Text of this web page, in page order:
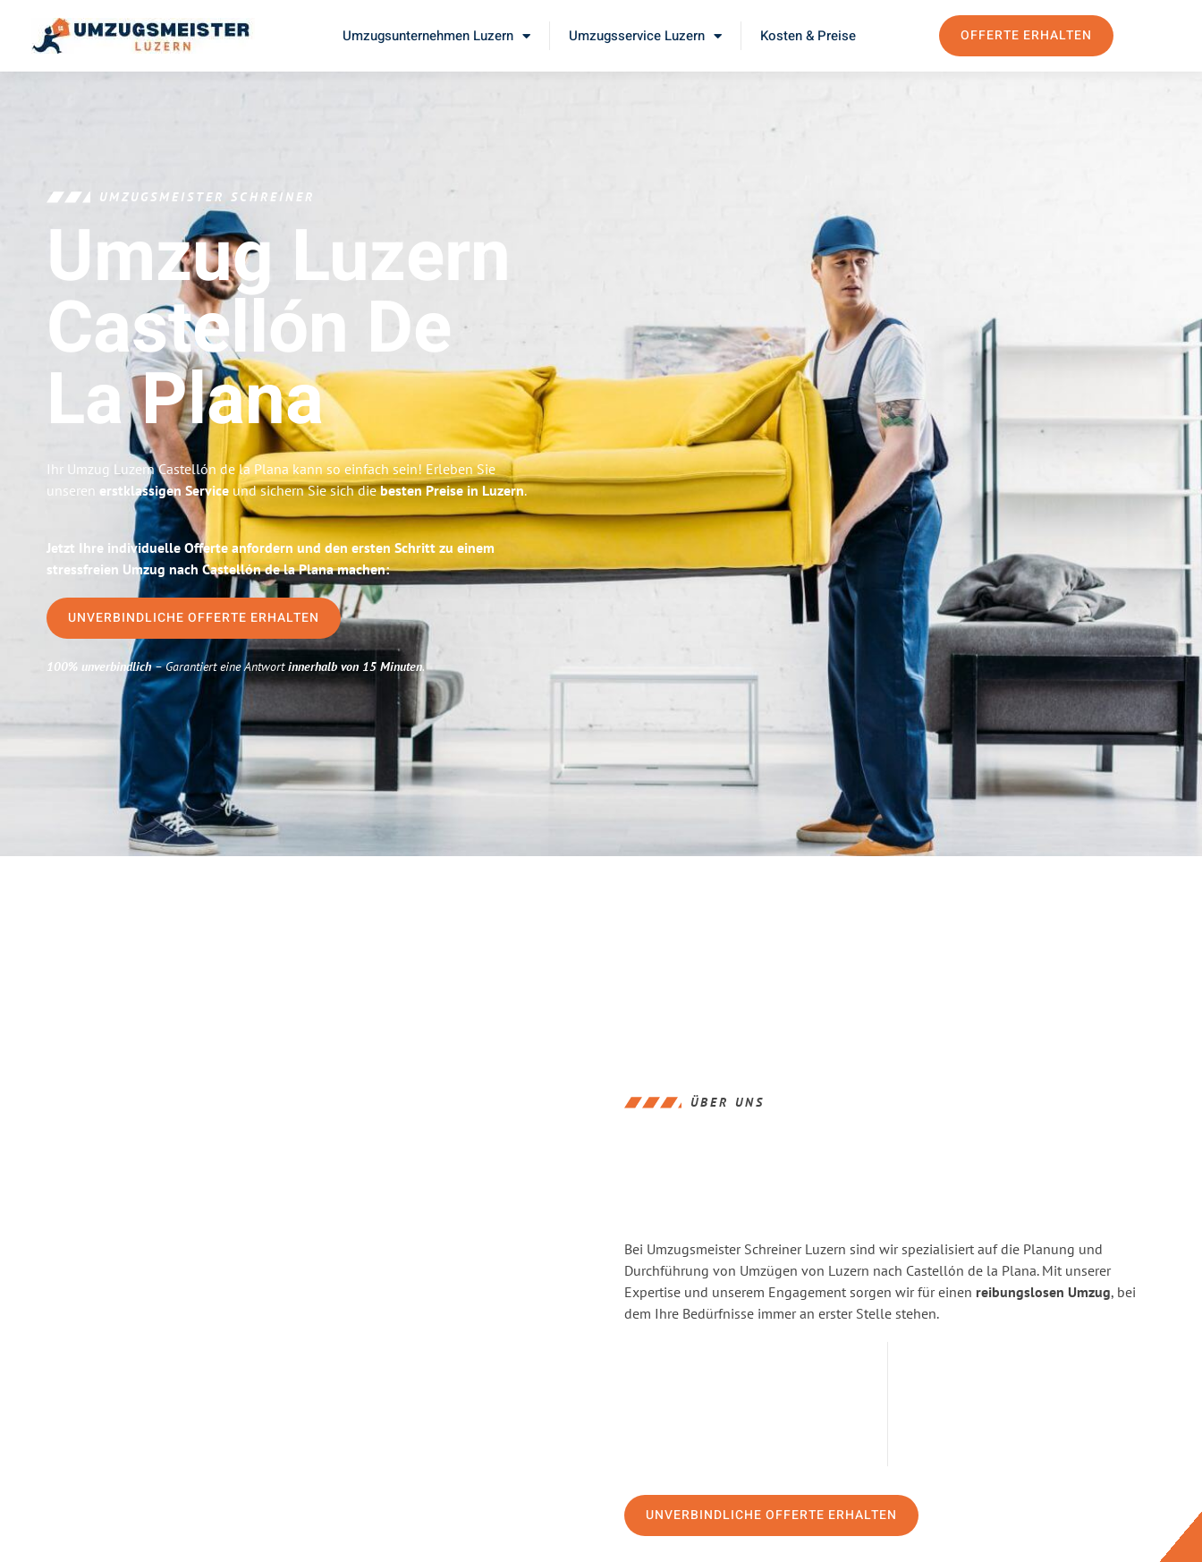
Umzugsunternehmen Luzern Umzugsservice Luzern Kosten & Preise OFFERTE ERHALTEN
UMZUGSMEISTER SCHREINER
Umzug Luzern
Castellón De
La Plana
Ihr Umzug Luzern Castellón de la Plana kann so einfach sein! Erleben Sie
unseren erstklassigen Service und sichern Sie sich diebesten Preise in Luzern.
Jetzt Ihre individuelle Offerte anfordern und den ersten Schritt zu einem
stressfreien Umzug nach Castellón de la Plana machen:
UNVERBINDLICHE OFFERTE ERHALTEN
100% unverbindlich– Garantiert eine Antwortinnerhalb von 15 Minuten.
ÜBER UNS
Bei Umzugsmeister Schreiner Luzern sind wir spezialisiert auf die Planung und
Durchführung von Umzügen von Luzern nach Castellón de la Plana. Mit unserer
Expertise und unserem Engagement sorgen wir für einen reibungslosen Umzug, bei
dem Ihre Bedürfnisse immer an erster Stelle stehen.
UNVERBINDLICHE OFFERTE ERHALTEN